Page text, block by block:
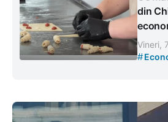
din
Vineri,
#